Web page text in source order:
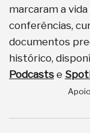
marcaram a
conferências,
documentos
histórico,
Podcasts e